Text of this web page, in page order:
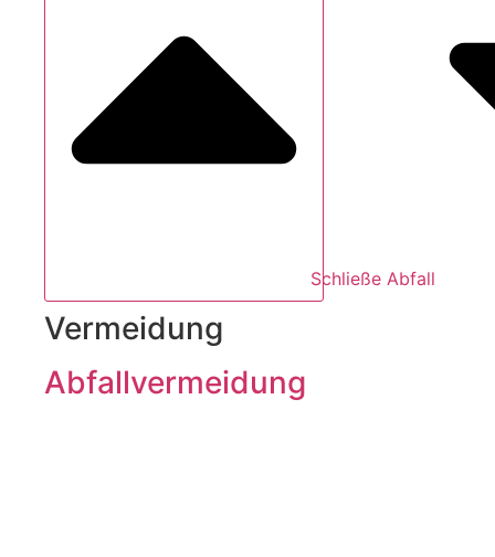
Schließe Abfall
Vermeidung
Abfallvermeidung